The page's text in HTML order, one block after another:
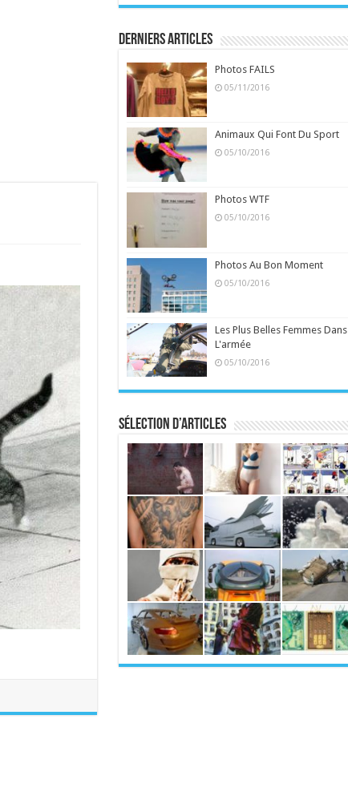
Derniers Articles
Photos FAILS
05/11/2016
Animaux Qui Font Du Sport
05/10/2016
Photos WTF
05/10/2016
Photos Au Bon Moment
05/10/2016
Les Plus Belles Femmes Dans
L'armée
05/10/2016
Sélection d’articles